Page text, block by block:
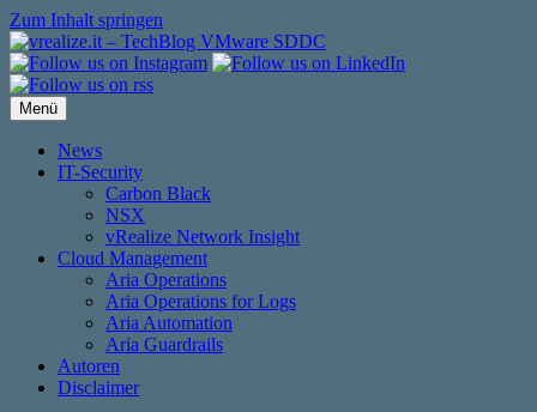
Zum Inhalt springen
Menü
News
IT-Security
Carbon Black
NSX
vRealize Network Insight
Cloud Management
Aria Operations
Aria Operations for Logs
Aria Automation
Aria Guardrails
Autoren
Disclaimer